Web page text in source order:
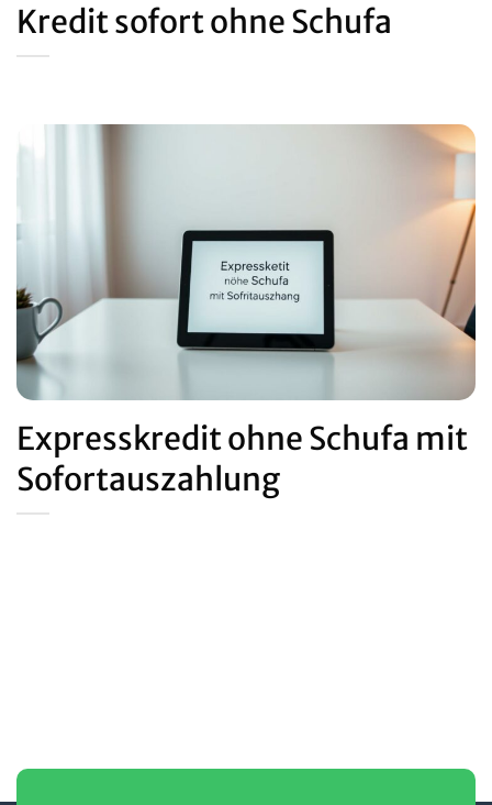
Kredit sofort ohne Schufa
Expresskredit ohne Schufa mit
Sofortauszahlung